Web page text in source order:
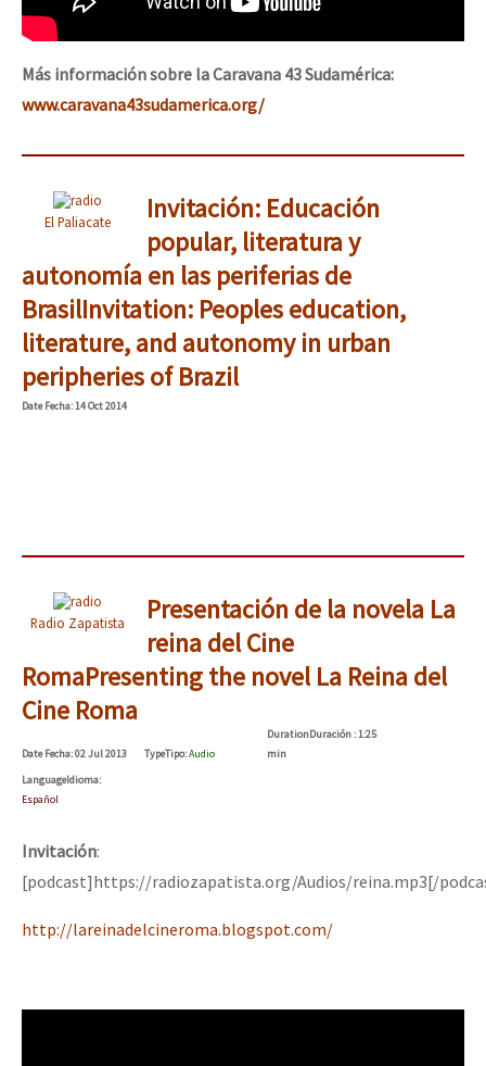
Más información sobre la Caravana 43 Sudamérica:
www.caravana43sudamerica.org/
El Paliacate
Invitación: Educación
popular, literatura y
autonomía en las periferias de
BrasilInvitation: Peoples education,
literature, and autonomy in urban
peripheries of Brazil
DateFecha: 14 Oct 2014
Radio Zapatista
Presentación de la novela La
reina del Cine
RomaPresenting the novel La Reina del
Cine Roma
DateFecha: 02 Jul 2013 TypeTipo:Audio
DurationDuración: 1:25
min
LanguageIdioma:
Español
Invitación:
[podcast]https://radiozapatista.org/Audios/reina.mp3[/
http://lareinadelcineroma.blogspot.com/